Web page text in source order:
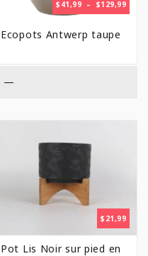
$ 41,99 – $129,99
DE
Ecopots Antwerp taupe
—
$ 21,99
Pot Lis Noir sur pied en